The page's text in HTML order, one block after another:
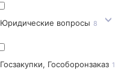
Юридические вопросы 8
Госзакупки, Гособоронзаказ 1